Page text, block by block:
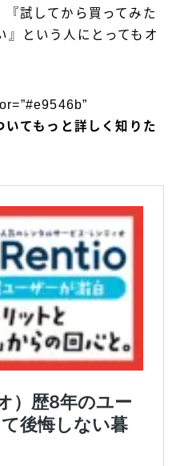
『試してから買ってみた
』という人にとってもオ
いてもっと詳しく知りた